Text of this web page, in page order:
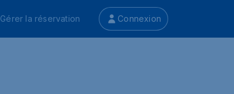
Gérer la réservation Connexion